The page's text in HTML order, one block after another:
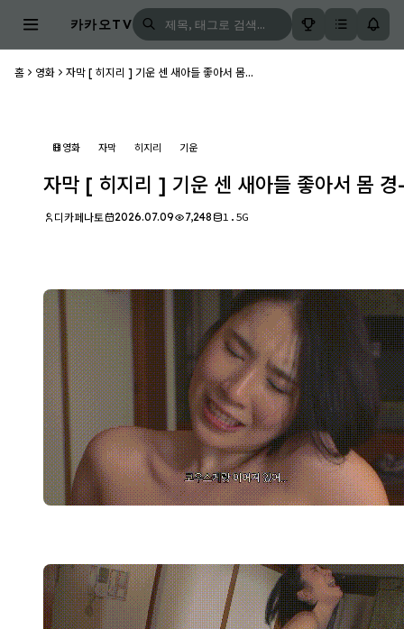
카카오TV
홈 영화 자막 [ 히지리 ] 기운 센 새아들 좋아서 몸...
영화 자막 히지리 기운
자막 [ 히지리 ] 기운 센 새아들 좋아서 몸 경
디카페나토 2026.07.09 7,248 1.5G